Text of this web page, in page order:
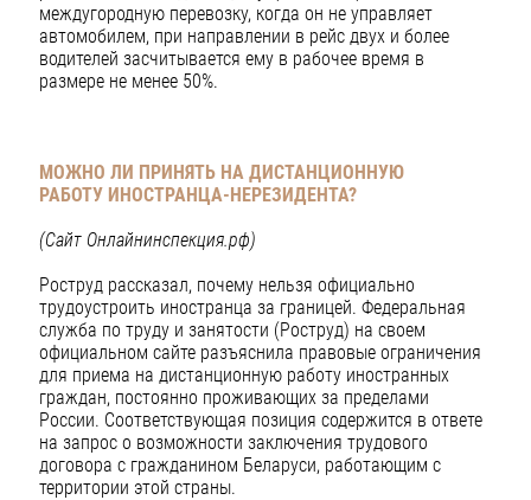
междугородную перевозку, когда он не управляет
автомобилем, при направлении в рейс двух и более
водителей засчитывается ему в рабочее время в
размере не менее 50%.
МОЖНО ЛИ ПРИНЯТЬ НА ДИСТАНЦИОННУЮ
РАБОТУ ИНОСТРАНЦА-НЕРЕЗИДЕНТА?
(Сайт Онлайнинспекция.рф)
Роструд рассказал, почему нельзя официально
трудоустроить иностранца за границей. Федеральная
служба по труду и занятости (Роструд) на своем
официальном сайте разъяснила правовые ограничения
для приема на дистанционную работу иностранных
граждан, постоянно проживающих за пределами
России. Соответствующая позиция содержится в ответе
на запрос о возможности заключения трудового
договора с гражданином Беларуси, работающим с
территории этой страны.